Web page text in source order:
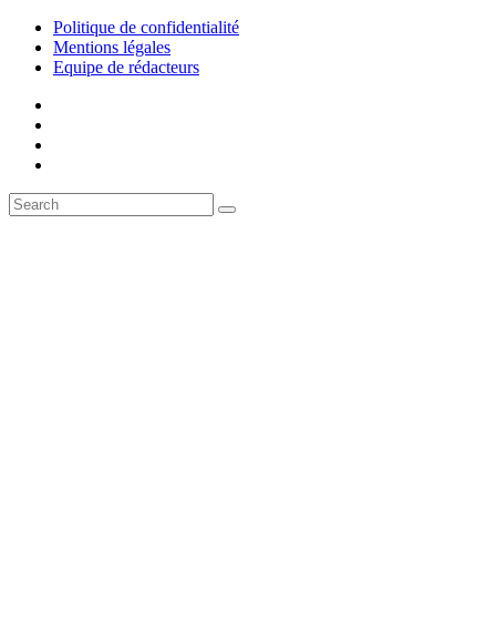
Politique de confidentialité
Mentions légales
Equipe de rédacteurs